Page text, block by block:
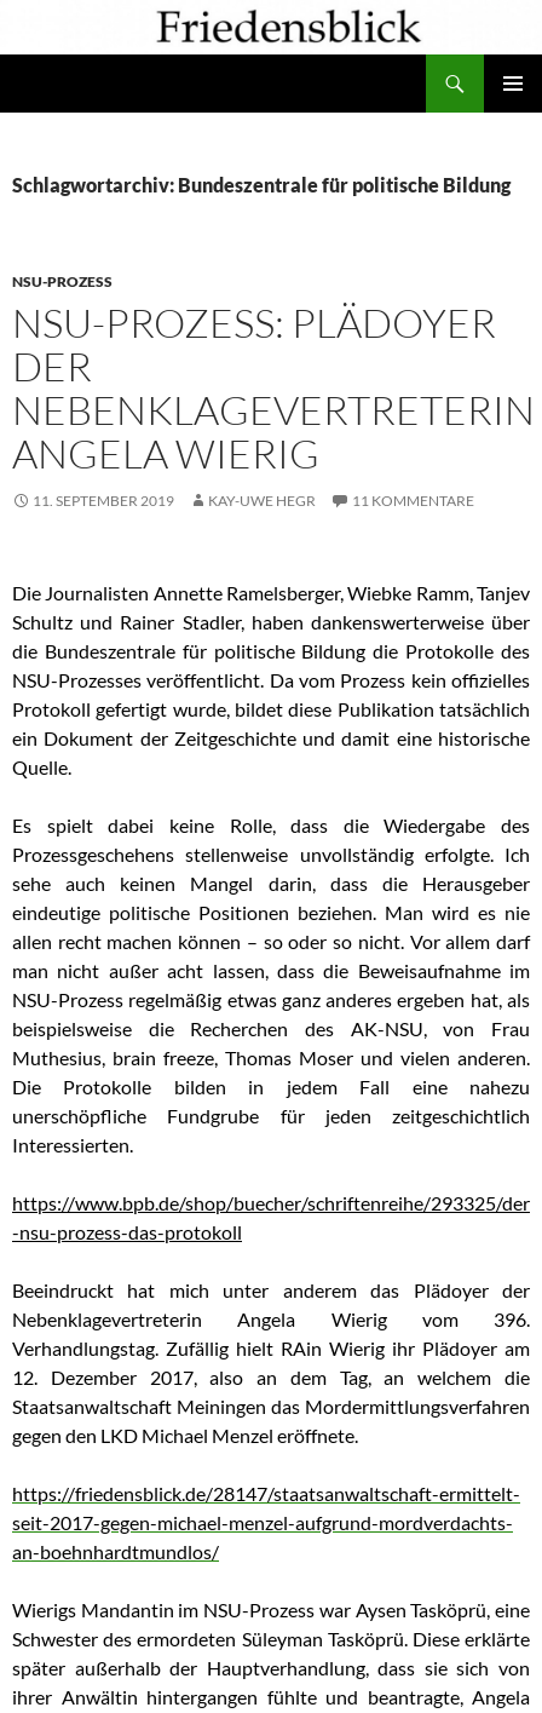
Schlagwortarchiv: Bundeszentrale für politische Bildung
NSU-PROZESS
NSU-PROZESS: PLÄDOYER
DER
NEBENKLAGEVERTRETERIN
ANGELA WIERIG
11. SEPTEMBER 2019 KAY-UWE HEGR 11 KOMMENTARE
Die Journalisten Annette Ramelsberger, Wiebke Ramm, Tanjev
Schultz und Rainer Stadler, haben dankenswerterweise über
die Bundeszentrale für politische Bildung die Protokolle des
NSU-Prozesses veröffentlicht. Da vom Prozess kein offizielles
Protokoll gefertigt wurde, bildet diese Publikation tatsächlich
ein Dokument der Zeitgeschichte und damit eine historische
Quelle.
Es spielt dabei keine Rolle, dass die Wiedergabe des
Prozessgeschehens stellenweise unvollständig erfolgte. Ich
sehe auch keinen Mangel darin, dass die Herausgeber
eindeutige politische Positionen beziehen. Man wird es nie
allen recht machen können – so oder so nicht. Vor allem darf
man nicht außer acht lassen, dass die Beweisaufnahme im
NSU-Prozess regelmäßig etwas ganz anderes ergeben hat, als
beispielsweise die Recherchen des AK-NSU, von Frau
Muthesius, brain freeze, Thomas Moser und vielen anderen.
Die Protokolle bilden in jedem Fall eine nahezu
unerschöpfliche Fundgrube für jeden zeitgeschichtlich
Interessierten.
https://www.bpb.de/shop/buecher/schriftenreihe/293325/der
-nsu-prozess-das-protokoll
Beeindruckt hat mich unter anderem das Plädoyer der
Nebenklagevertreterin Angela Wierig vom 396.
Verhandlungstag. Zufällig hielt RAin Wierig ihr Plädoyer am
12. Dezember 2017, also an dem Tag, an welchem die
Staatsanwaltschaft Meiningen das Mordermittlungsverfahren
gegen den LKD Michael Menzel eröffnete.
https://friedensblick.de/28147/staatsanwaltschaft-ermittelt-
seit-2017-gegen-michael-menzel-aufgrund-mordverdachts-
an-boehnhardtmundlos/
Wierigs Mandantin im NSU-Prozess war Aysen Tasköprü, eine
Schwester des ermordeten Süleyman Tasköprü. Diese erklärte
später außerhalb der Hauptverhandlung, dass sie sich von
ihrer Anwältin hintergangen fühlte und beantragte, Angela